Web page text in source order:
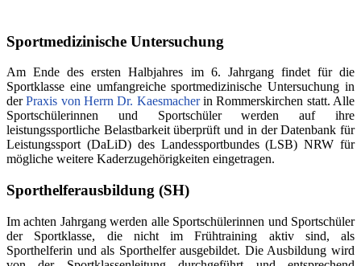
Sportmedizinische Untersuchung
Am Ende des ersten Halbjahres im 6. Jahrgang findet für die
Sportklasse eine umfangreiche sportmedizinische Untersuchung in
derPraxis von Herrn Dr. Kaesmacherin Rommerskirchen statt. Alle
Sportschülerinnen und Sportschüler werden auf ihre
leistungssportliche Belastbarkeit überprüft und in der Datenbank für
Leistungssport (DaLiD) des Landessportbundes (LSB) NRW für
mögliche weitere Kaderzugehörigkeiten eingetragen.
Sporthelferausbildung (SH)
Im achten Jahrgang werden alle Sportschülerinnen und Sportschüler
der Sportklasse, die nicht im Frühtraining aktiv sind, als
Sporthelferin und als Sporthelfer ausgebildet. Die Ausbildung wird